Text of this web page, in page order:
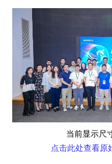
当前显示尺
点击此处查看原